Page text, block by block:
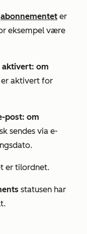
abonnementet er
eksempel være
om
er aktivert for
post: om
sendes via e-
er tilordnet.
statusen har
.